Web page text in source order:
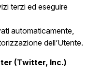
terzi ed eseguire
automaticamente,
dell’Utente.
(Twitter, Inc.)